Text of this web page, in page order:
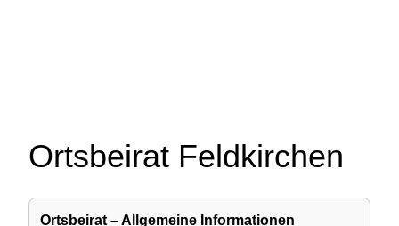
Ortsbeirat Feldkirchen
Ortsbeirat – Allgemeine Informationen